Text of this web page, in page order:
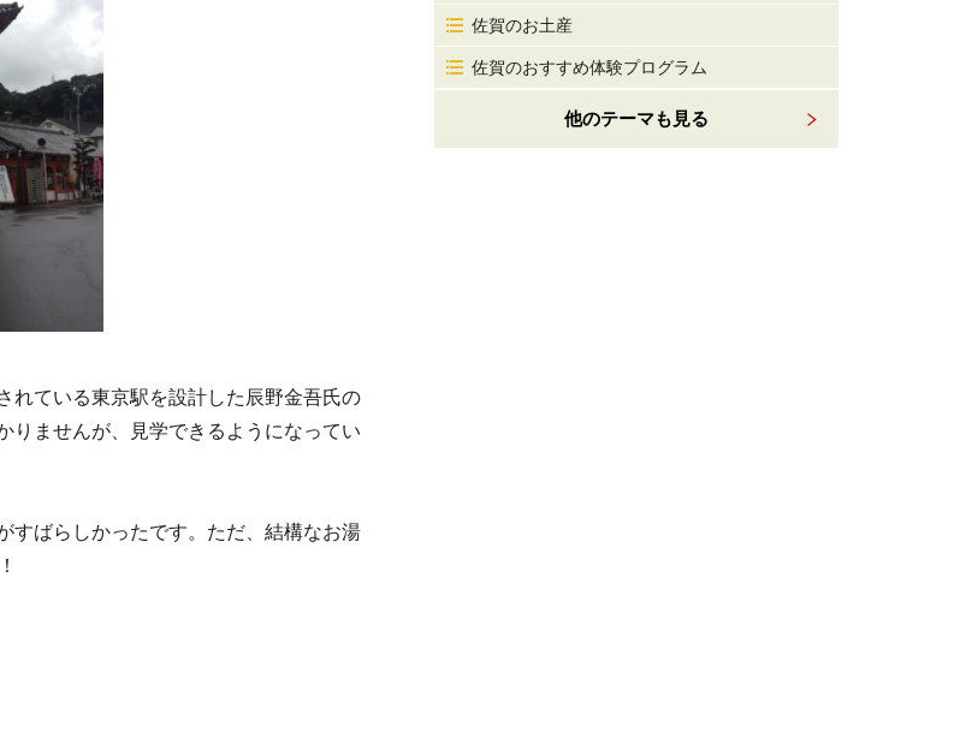
れている東京駅を設計した辰野金吾氏の
りませんが、見学できるようになってい
すばらしかったです。ただ、結構なお湯
佐賀のお土産
佐賀のおすすめ体験プログラム
他のテーマも見る